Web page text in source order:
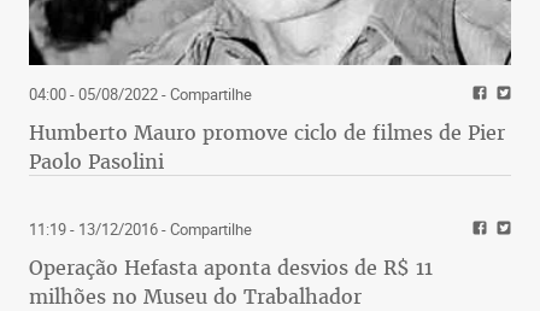
04:00 - 05/08/2022- Compartilhe
Humberto Mauro promove ciclo de filmes de Pier
Paolo Pasolini
11:19 - 13/12/2016- Compartilhe
Operação Hefasta aponta desvios de R$ 11
milhões no Museu do Trabalhador